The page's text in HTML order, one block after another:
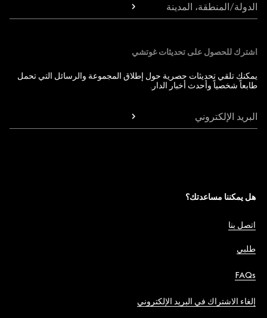
الدولة/المنطقة، المدينة
اشترك للحصول على تحديثات غوتشي
يمكنك تلقي تحديثات حصرية حول إطلاق المجموعة والرسائل التي تحمل
طابعاً شخصياً وأحدث أخبار الدار.
البريد الإلكتروني
هل يمكننا مساعدتك؟
اتصل بنا
طلبي
FAQs
إلغاء الاشتراك في البريد الإلكتروني